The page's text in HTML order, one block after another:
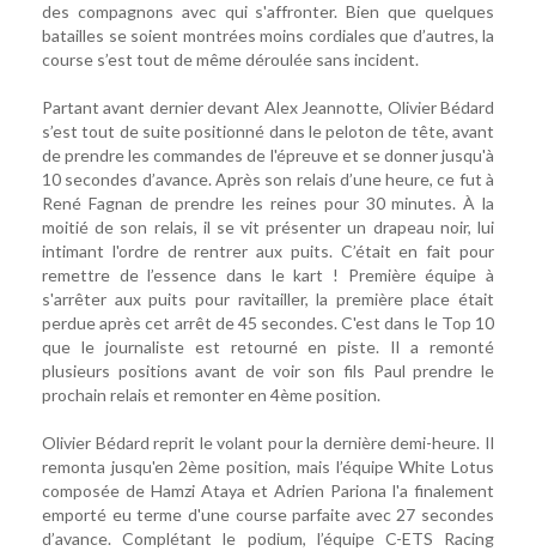
des compagnons avec qui s'affronter. Bien que quelques
batailles se soient montrées moins cordiales que d’autres, la
course s’est tout de même déroulée sans incident.
Partant avant dernier devant Alex Jeannotte, Olivier Bédard
s’est tout de suite positionné dans le peloton de tête, avant
de prendre les commandes de l'épreuve et se donner jusqu'à
10 secondes d’avance. Après son relais d’une heure, ce fut à
René Fagnan de prendre les reines pour 30 minutes. À la
moitié de son relais, il se vit présenter un drapeau noir, lui
intimant l'ordre de rentrer aux puits. C’était en fait pour
remettre de l’essence dans le kart ! Première équipe à
s'arrêter aux puits pour ravitailler, la première place était
perdue après cet arrêt de 45 secondes. C'est dans le Top 10
que le journaliste est retourné en piste. Il a remonté
plusieurs positions avant de voir son fils Paul prendre le
prochain relais et remonter en 4ème position.
Olivier Bédard reprit le volant pour la dernière demi-heure. Il
remonta jusqu'en 2ème position, mais l’équipe White Lotus
composée de Hamzi Ataya et Adrien Pariona l'a finalement
emporté eu terme d'une course parfaite avec 27 secondes
d’avance. Complétant le podium, l’équipe C-ETS Racing